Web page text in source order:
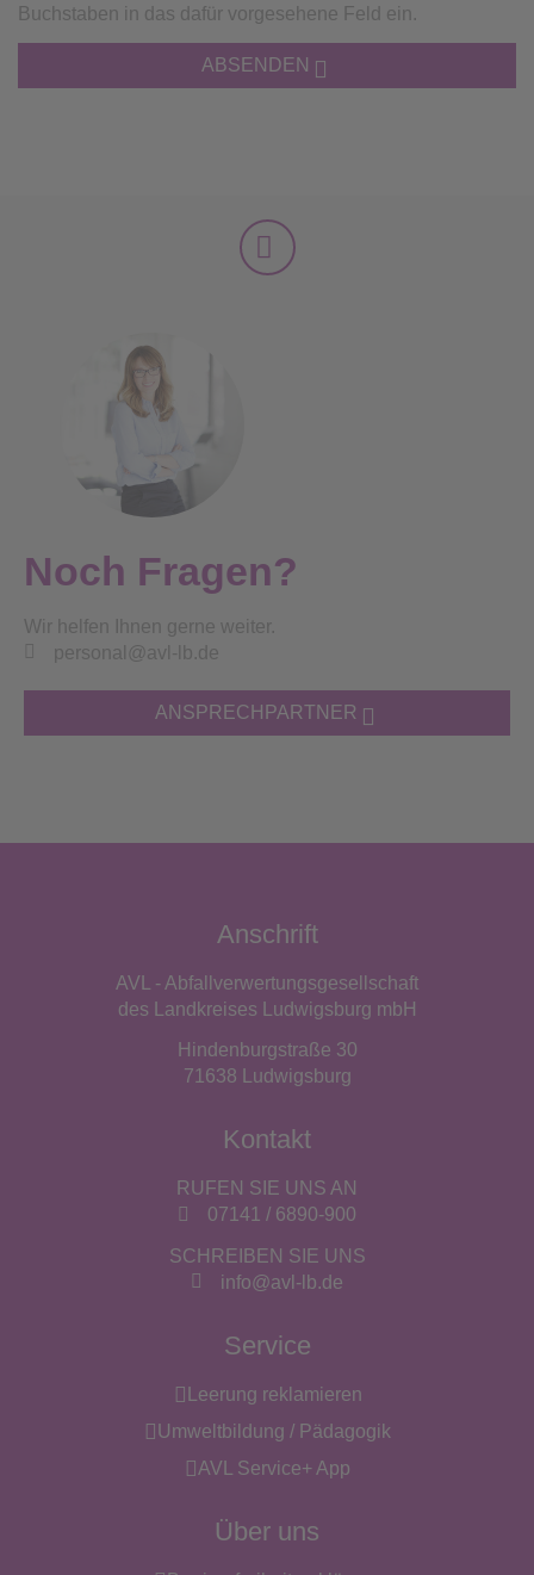
Buchstaben in das dafür vorgesehene Feld ein.
ABSENDEN
Noch Fragen?
Wir helfen Ihnen gerne weiter.
personal@avl-lb.de
ANSPRECHPARTNER
Anschrift
AVL - Abfallverwertungsgesellschaft
des Landkreises Ludwigsburg mbH
Hindenburgstraße 30
71638 Ludwigsburg
Kontakt
RUFEN SIE UNS AN
07141 / 6890-900
SCHREIBEN SIE UNS
info@avl-lb.de
Service
Leerung reklamieren
Umweltbildung / Pädagogik
AVL Service+ App
Über uns